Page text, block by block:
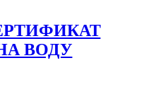
ВОДУ